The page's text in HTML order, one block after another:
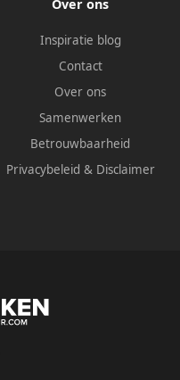
Over ons
Inspiratie blog
Contact
Over ons
Samenwerken
Betrouwbaarheid
Privacybeleid & Disclaimer